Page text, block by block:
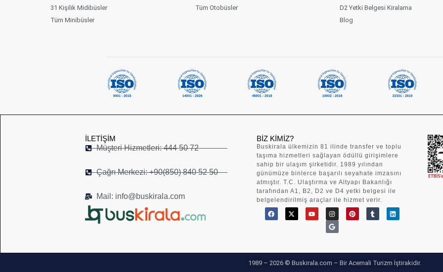
31 Kişilik Midibüsler
Tüm Minibüsler
Tüm Otobüsler
D2 Yetki Belgesi Kiralama
Blog
İLETIŞIM
Müşteri Hizmetleri: 444 50 72
Çağrı Merkezi: +90(850) 840 52 50
Mail: info@buskirala.com
BIZ KIMIZ?
Buskirala ülkemizin 81 ilinde transfer ve toplu
taşıma hizmetleri sağlayan ödüllü girişimlere
sahip bir ulaşım şirketidir. 1989 yılından
günümüze binlerce başarılı seyahate imzasını
atmıştır. T.C. Ulaştırma ve Altyapı Bakanlığı
tarafından A1, B2, D2 ve D4 yetki belgesi ile
belgelendirilmiş araçlar ile hizmet verir.
1989 – 2026 © Buskirala.com – Bir Acemali Turizm İştirakidir.